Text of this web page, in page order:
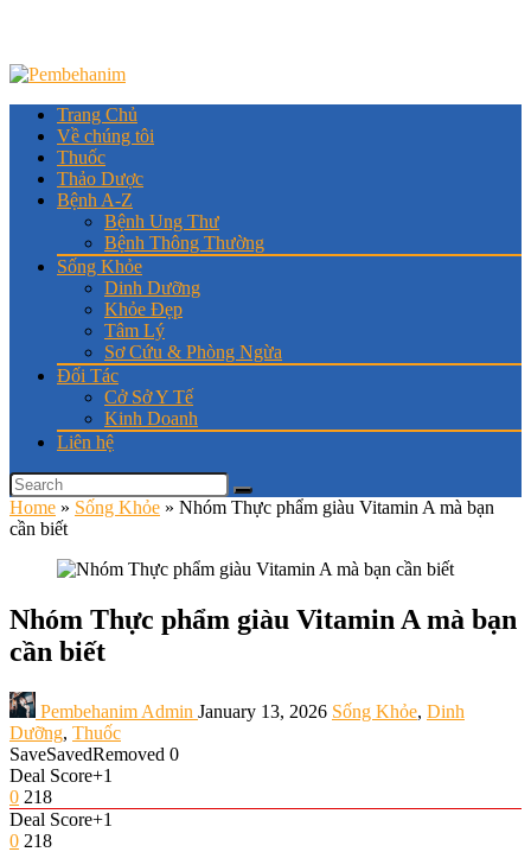
Trang Chủ
Về chúng tôi
Thuốc
Thảo Dược
Bệnh A-Z
Bệnh Ung Thư
Bệnh Thông Thường
Sống Khỏe
Dinh Dưỡng
Khỏe Đẹp
Tâm Lý
Sơ Cứu & Phòng Ngừa
Đối Tác
Cở Sở Y Tế
Kinh Doanh
Liên hệ
Home » Sống Khỏe » Nhóm Thực phẩm giàu Vitamin A mà bạn
cần biết
Nhóm Thực phẩm giàu Vitamin A mà bạn
cần biết
Pembehanim Admin January 13, 2026 Sống Khỏe, Dinh
Dưỡng, Thuốc
SaveSavedRemoved 0
Deal Score+1
0 218
Deal Score+1
0 218